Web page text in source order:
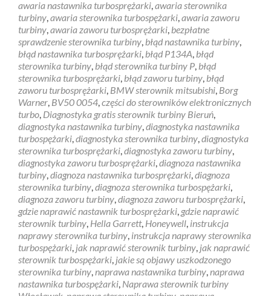
awaria nastawnika turbosprężarki,awaria sterownika
turbiny,awaria sterownika turbospężarki,awaria zaworu
turbiny,awaria zaworu turbosprężarki, bezpłatne
sprawdzenie sterownika turbiny, błąd nastawnika turbiny,
błąd nastawnika turbosprężarki, błąd P134A, błąd
sterownika turbiny, błąd sterownika turbiny P, błąd
sterownika turbosprężarki, błąd zaworu turbiny, błąd
zaworu turbosprężarki, BMW sterownik mitsubishi, Borg
Warner, BV50 0054,części do sterowników elektronicznych
turbo, Diagnostyka gratis sterownik turbiny Bieruń,
diagnostyka nastawnika turbiny,diagnostyka nastawnika
turbospężarki,diagnostyka sterownika turbiny,diagnostyka
sterownika turbosprężarki,diagnostyka zaworu turbiny,
diagnostyka zaworu turbosprężarki,diagnoza nastawnika
turbiny,diagnoza nastawnika turbosprężarki,diagnoza
sterownika turbiny,diagnoza sterownika turbospężarki,
diagnoza zaworu turbiny,diagnoza zaworu turbosprężarki,
gdzie naprawić nastawnik turbosprężarki, gdzie naprawić
sterownik turbiny, Hella Garrett, Honeywell, instrukcja
naprawy sterownika turbiny, instrukcja naprawy sterownika
turbospężarki, jak naprawić sterownik turbiny, jak naprawić
sterownik turbospężarki, jakie są objawy uszkodzonego
sterownika turbiny,naprawa nastawnika turbiny,naprawa
nastawnika turbospężarki, Naprawa sterownik turbiny